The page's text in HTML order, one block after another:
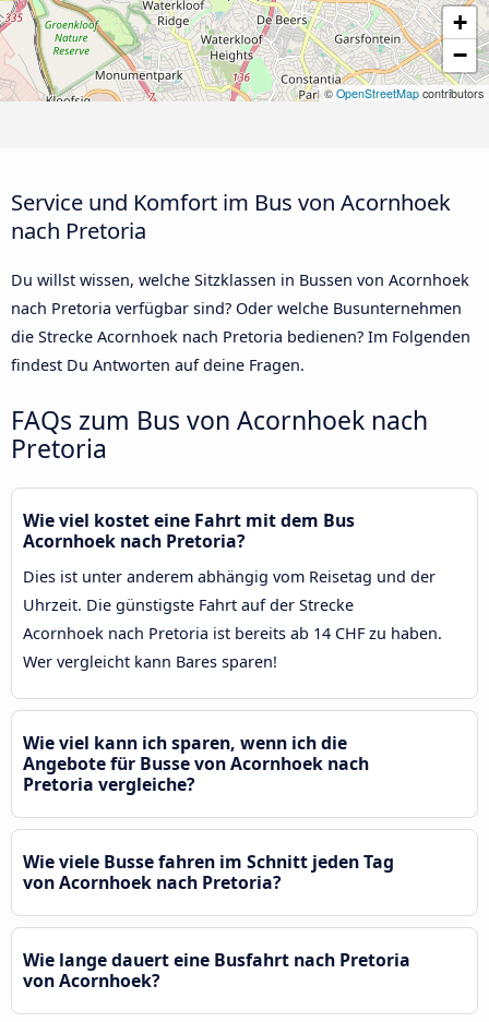
+
−
© OpenStreetMap contributors
Service und Komfort im Bus von Acornhoek
nach Pretoria
Du willst wissen, welche Sitzklassen in Bussen von Acornhoek
nach Pretoria verfügbar sind? Oder welche Busunternehmen
die Strecke Acornhoek nach Pretoria bedienen? Im Folgenden
findest Du Antworten auf deine Fragen.
FAQs zum Bus von Acornhoek nach
Pretoria
Wie viel kostet eine Fahrt mit dem Bus
Acornhoek nach Pretoria?
Dies ist unter anderem abhängig vom Reisetag und der
Uhrzeit. Die günstigste Fahrt auf der Strecke
Acornhoek nach Pretoria ist bereits ab 14 CHF zu haben.
Wer vergleicht kann Bares sparen!
Wie viel kann ich sparen, wenn ich die
Angebote für Busse von Acornhoek nach
Pretoria vergleiche?
Wie viele Busse fahren im Schnitt jeden Tag
von Acornhoek nach Pretoria?
Wie lange dauert eine Busfahrt nach Pretoria
von Acornhoek?